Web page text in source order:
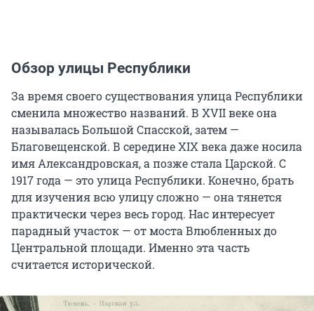
Обзор улицы Республики
За время своего существования улица Республики
сменила множество названий. В XVII веке она
называлась Большой Спасской, затем —
Благовещенской. В середине XIX века даже носила
имя Александровская, а позже стала Царской. С
1917 года — это улица Республики. Конечно, брать
для изучения всю улицу сложно — она тянется
практически через весь город. Нас интересует
парадный участок — от моста Влюбленных до
Центральной площади. Именно эта часть
считается исторической.